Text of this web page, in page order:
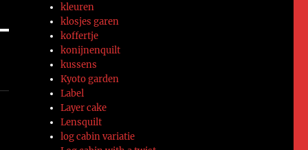
kleuren
klosjes garen
koffertje
konijnenquilt
kussens
Kyoto garden
Label
Layer cake
Lensquilt
log cabin variatie